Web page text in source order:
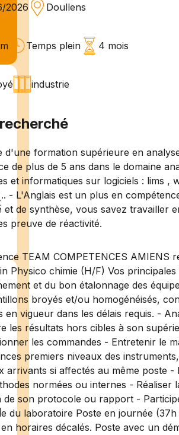
2026 Doullens
Temps plein 4 mois
industrie
d'une formation supérieure en
de plus de 5 ans dans le domaine
et informatiques sur logiciels : lims ,
- L'Anglais est un plus en
et de synthèse, vous savez travailler
preuve de réactivité.
TEAM COMPETENCES
Physico chimie (H/F) Vos
et du bon étalonnage des
broyés et/ou homogénéisés,
en vigueur dans les délais requis. -
les résultats hors cibles à son
les commandes - Entretenir le
premiers niveaux des
arrivants si affectés au même poste
normées ou internes - Réaliser
de son protocole ou rapport -
du laboratoire Poste en journée
horaires décalés. Poste avec un